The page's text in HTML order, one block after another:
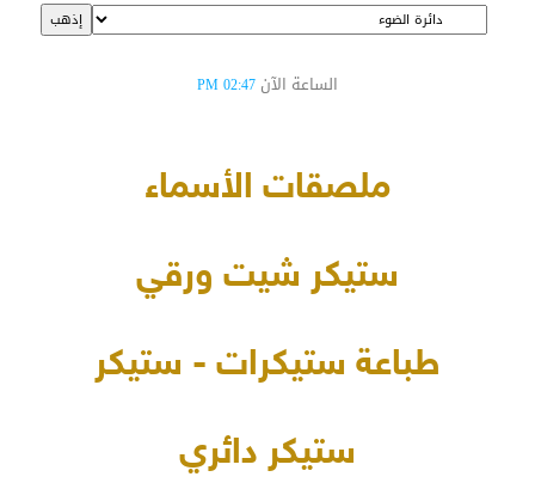
الساعة الآن 02:47 PM
ملصقات الأسماء
ستيكر شيت ورقي
طباعة ستيكرات - ستيكر
ستيكر دائري